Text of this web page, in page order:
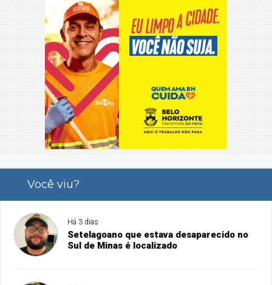
Você viu?
Há 3 dias
Setelagoano que estava desaparecido no
Sul de Minas é localizado